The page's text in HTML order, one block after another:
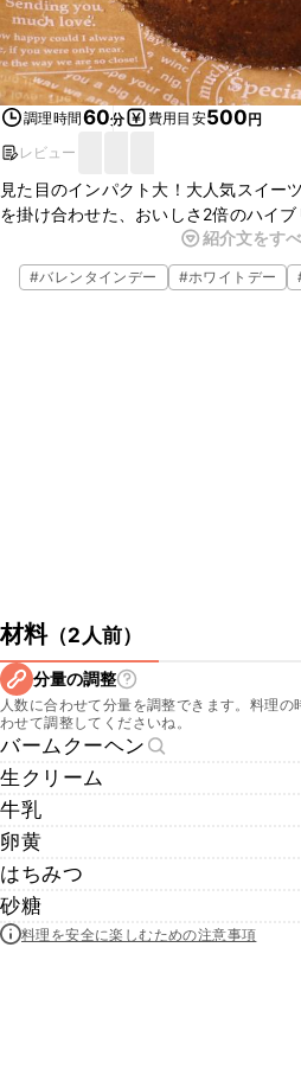
調理時間60分 費用目安500円
レビュー
見た目のインパクト大！大人気スイー
を掛け合わせた、おいしさ2倍のハイ
に2つの味を楽しめちゃう、スイーツ
す。ぜひ作ってみてくださいね！
紹介文をす
#バレンタインデー #ホワイトデー
材料（2人前）
分量の調整
人数に合わせて分量を調整できます。料理
わせて調整してくださいね。
バームクーヘン
生クリーム
牛乳
卵黄
はちみつ
砂糖
料理を安全に楽しむための注意事項